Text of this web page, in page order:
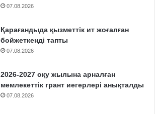
07.08.2026
Қарағандыда қызметтік ит жоғалған
бойжеткенді тапты
07.08.2026
2026-2027 оқу жылына арналған
мемлекеттік грант иегерлері анықталды
07.08.2026